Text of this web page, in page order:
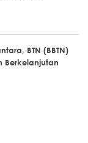
BTN (BBTN)
Berkelanjutan